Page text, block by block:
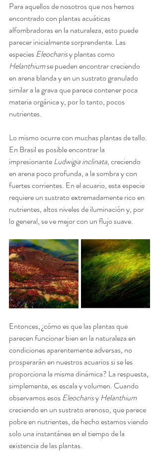
Para aquellos de nosotros que nos hemos
encontrado con plantas acuáticas
alfombradoras en la naturaleza, esto puede
parecer inicialmente sorprendente. Las
especies Eleocharis y plantas como
Helanthium se pueden encontrar creciendo
en arena blanda y en un sustrato granulado
similar a la grava que parece contener poca
materia orgánica y, por lo tanto, pocos
nutrientes.
Lo mismo ocurre con muchas plantas de tallo.
En Brasil es posible encontrar la
impresionante Ludwigia inclinata, creciendo
en arena poco profunda, a la sombra y con
fuertes corrientes. En el acuario, esta especie
requiere un sustrato extremadamente rico en
nutrientes, altos niveles de iluminación y, por
lo general, se ve mejor con un flujo suave.
Entonces, ¿cómo es que las plantas que
parecen funcionar bien en la naturaleza en
condiciones aparentemente adversas, no
prosperarán en nuestros acuarios si se les
proporciona la misma dinámica? La respuesta,
simplemente, es escala y volumen. Cuando
observamos esos Eleocharis y Helanthium
creciendo en un sustrato arenoso, que parece
pobre en nutrientes, de hecho estamos viendo
solo una instantánea en el tiempo de la
existencia de las plantas.